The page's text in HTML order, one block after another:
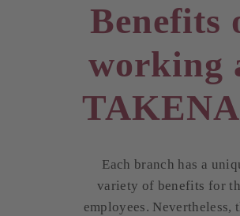
Benefits
working
Each branch has a
variety of benefits for
employees. Nevertheless,